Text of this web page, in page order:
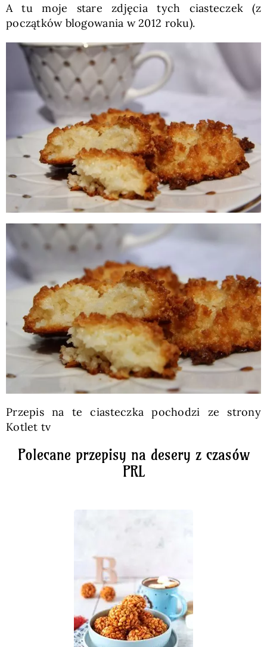
A tu moje stare zdjęcia tych ciasteczek (z
początków blogowania w 2012 roku).
Przepis na te ciasteczka pochodzi ze strony
Kotlet tv
Polecane przepisy na desery z czasów
PRL